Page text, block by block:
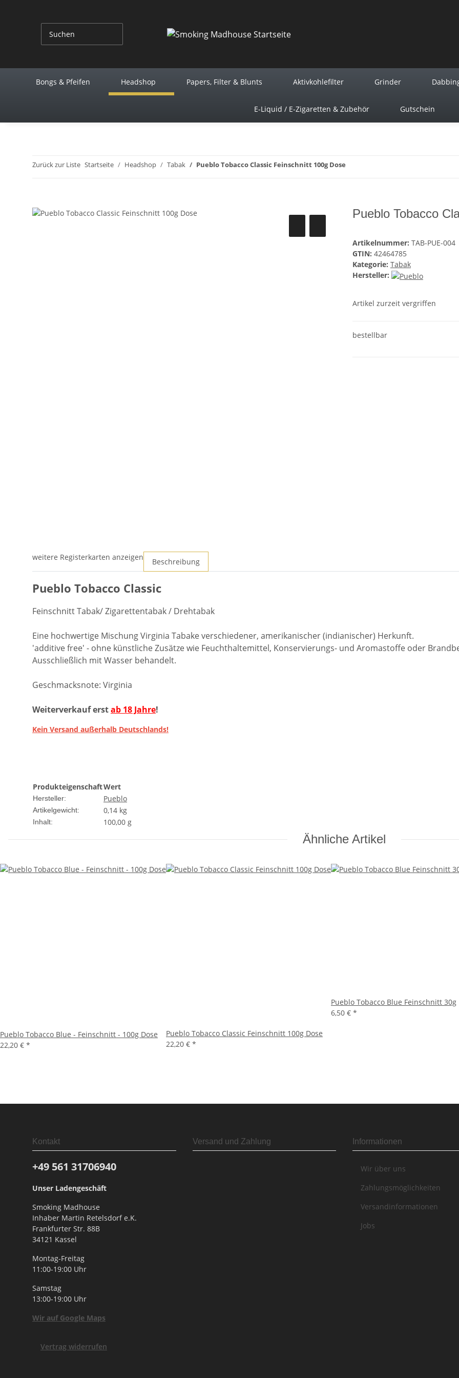
Bongs & Pfeifen Headshop Papers, Filter & Blunts Aktivkohlefilter Grinder
E-Liquid / E-Zigaretten & Zubehör Gutschein
Zurück zur Liste Startseite Headshop Tabak Pueblo Tobacco Classic Feinschnitt 100g Dose
Pueblo Tobacco
Artikelnummer: TAB-PUE-004
GTIN: 42464785
Kategorie: Tabak
Hersteller:
Artikel zurzeit vergriffen
bestellbar
weitere Registerkarten anzeigen Beschreibung
Pueblo Tobacco Classic
Feinschnitt Tabak/ Zigarettentabak / Drehtabak
Eine hochwertige Mischung Virginia Tabake verschiedener, amerikanischer (indianischer) Herkunft.
'additive free' - ohne künstliche Zusätze wie Feuchthaltemittel, Konservierungs- und Aromastoffe oder
Ausschließlich mit Wasser behandelt.
Geschmacksnote: Virginia
Weiterverkauf erstab 18 Jahre!
Kein Versand außerhalb Deutschlands!
ProdukteigenschaftWert
Hersteller: Pueblo
Artikelgewicht: 0,14 kg
Inhalt: 100,00 g
Ähnliche Artikel
Pueblo Tobacco Blue - Feinschnitt - 100g Dose
22,20 € *
Pueblo Tobacco Classic Feinschnitt 100g Dose
22,20 € *
Pueblo Tobacco Blue Feinschnitt 30g
6,50 € *
Kontakt
+49 561 31706940
Unser Ladengeschäft
Smoking Madhouse
Inhaber Martin Retelsdorf e.K.
Frankfurter Str. 88B
34121 Kassel
Montag-Freitag
11:00-19:00 Uhr
Samstag
13:00-19:00 Uhr
Wir auf Google Maps
Versand und Zahlung Informationen
Wir über uns
Zahlungsmöglichkeiten
Versandinformationen
Jobs
Vertrag widerrufen